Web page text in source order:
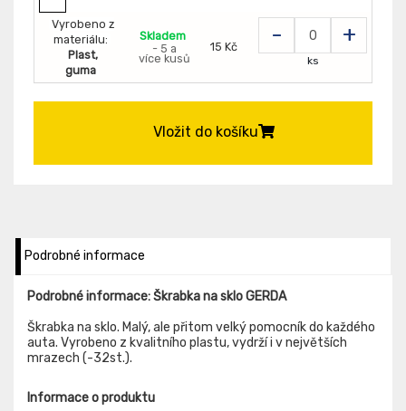
Vyrobeno z
materiálu:
Plast,
guma
Skladem
- 5 a
více kusů
15 Kč - +
ks
Vložit do košíku
Podrobné informace
Podrobné informace: Škrabka na sklo GERDA
Škrabka na sklo. Malý, ale přitom velký pomocník do každého
auta. Vyrobeno z kvalitního plastu, vydrží i v největších
mrazech (-32st.).
Informace o produktu